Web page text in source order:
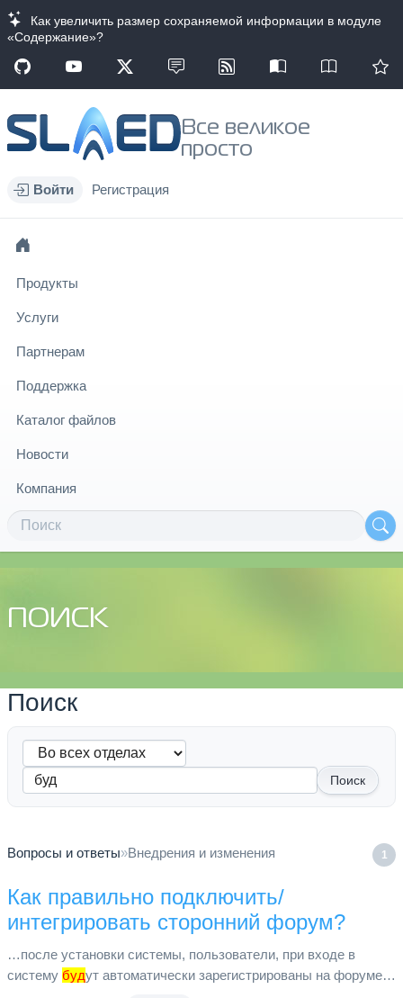
Как увеличить размер сохраняемой информации в модуле
«Содержание»?
Все великое
просто
Войти Регистрация
Продукты
Услуги
Партнерам
Поддержка
Каталог файлов
Новости
Компания
ПОИСК
Поиск
Поиск
1
Вопросы и ответы»Внедрения и изменения
Как правильно подключить/
интегрировать сторонний форум?
…после установки системы, пользователи, при входе в
систему будут автоматически зарегистрированы на форуме.